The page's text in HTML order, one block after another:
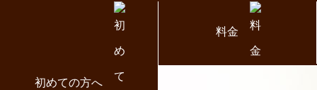
初めての方へ
料金